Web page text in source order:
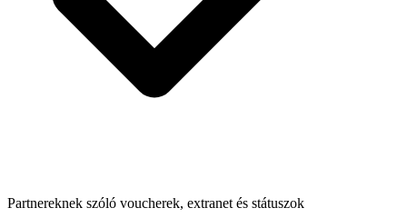
Partnereknek szóló voucherek, extranet és státuszok